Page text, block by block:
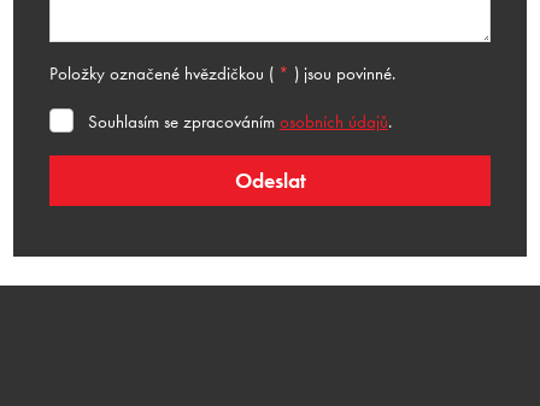
Položky označené hvězdičkou ( * ) jsou povinné.
SouhlasímSouhlasím se zpracováním osobních údajů.
Odeslat